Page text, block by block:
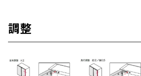
調整